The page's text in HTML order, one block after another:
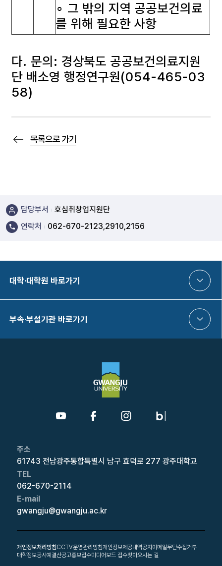
∘ 그 밖의 지역 공공보건의료
를 위해 필요한 사항
다. 문의: 경상북도 공공보건의료지원
단 배소영 행정연구원(054-465-03
58)
목록으로 가기
담당부서
호심취창업지원단
연락처
062-670-2123,2910,2156
대학·대학원 바로가기
부속·부설기관 바로가기
주소
61743 전남광주통합특별시 남구 효덕로 277 광주대학교
TEL
062-670-2114
E-mail
gwangju@gwangju.ac.kr
개인정보처리방침CCTV운영관리방침개인정보제공내역공지이메일무단수집거부
대학정보공시예결산공고홍보접수미디어보드 접수찾아오시는 길